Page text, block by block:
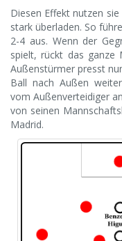
Diesen Effekt nutzen
stark überladen. So
2-4 aus. Wenn der
spielt, rückt das ganze
Außenstürmer presst
Ball nach Außen
vom Außenverteidiger
von seinen
Madrid.